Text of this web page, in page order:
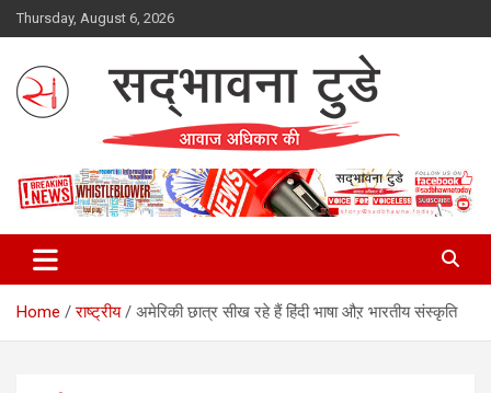
Skip
to
Thursday, August 6, 2026
Sadbhawna Today
Home राष्ट्रीय अमेरिकी छात्र सीख रहे हैं हिंदी भाषा औऱ भारतीय संस्कृति